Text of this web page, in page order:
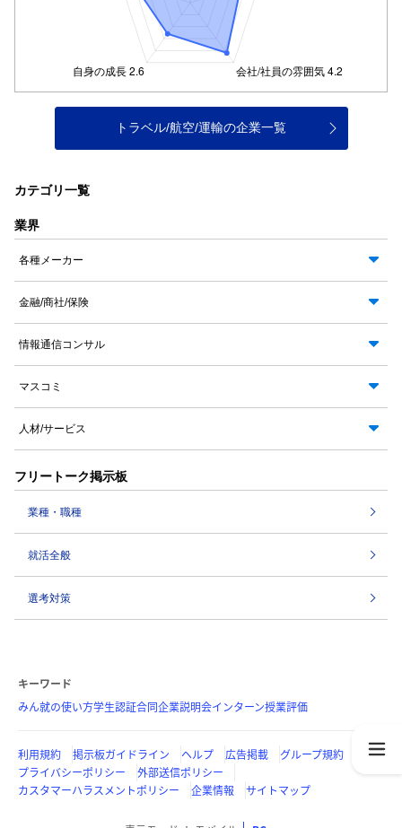
トラベル/航空/運輸の企業一覧
カテゴリ一覧
業界
各種メーカー
金融/商社/保険
情報通信コンサル
マスコミ
人材/サービス
フリートーク掲示板
業種・職種
就活全般
選考対策
キーワード
みん就の使い方学生認証合同企業説明会インターン授業評価
利用規約 掲示板ガイドライン ヘルプ 広告掲載
グループ規約
プライバシーポリシー
外部送信ポリシー
カスタマーハラスメントポリシー
企業情報 サイトマップ